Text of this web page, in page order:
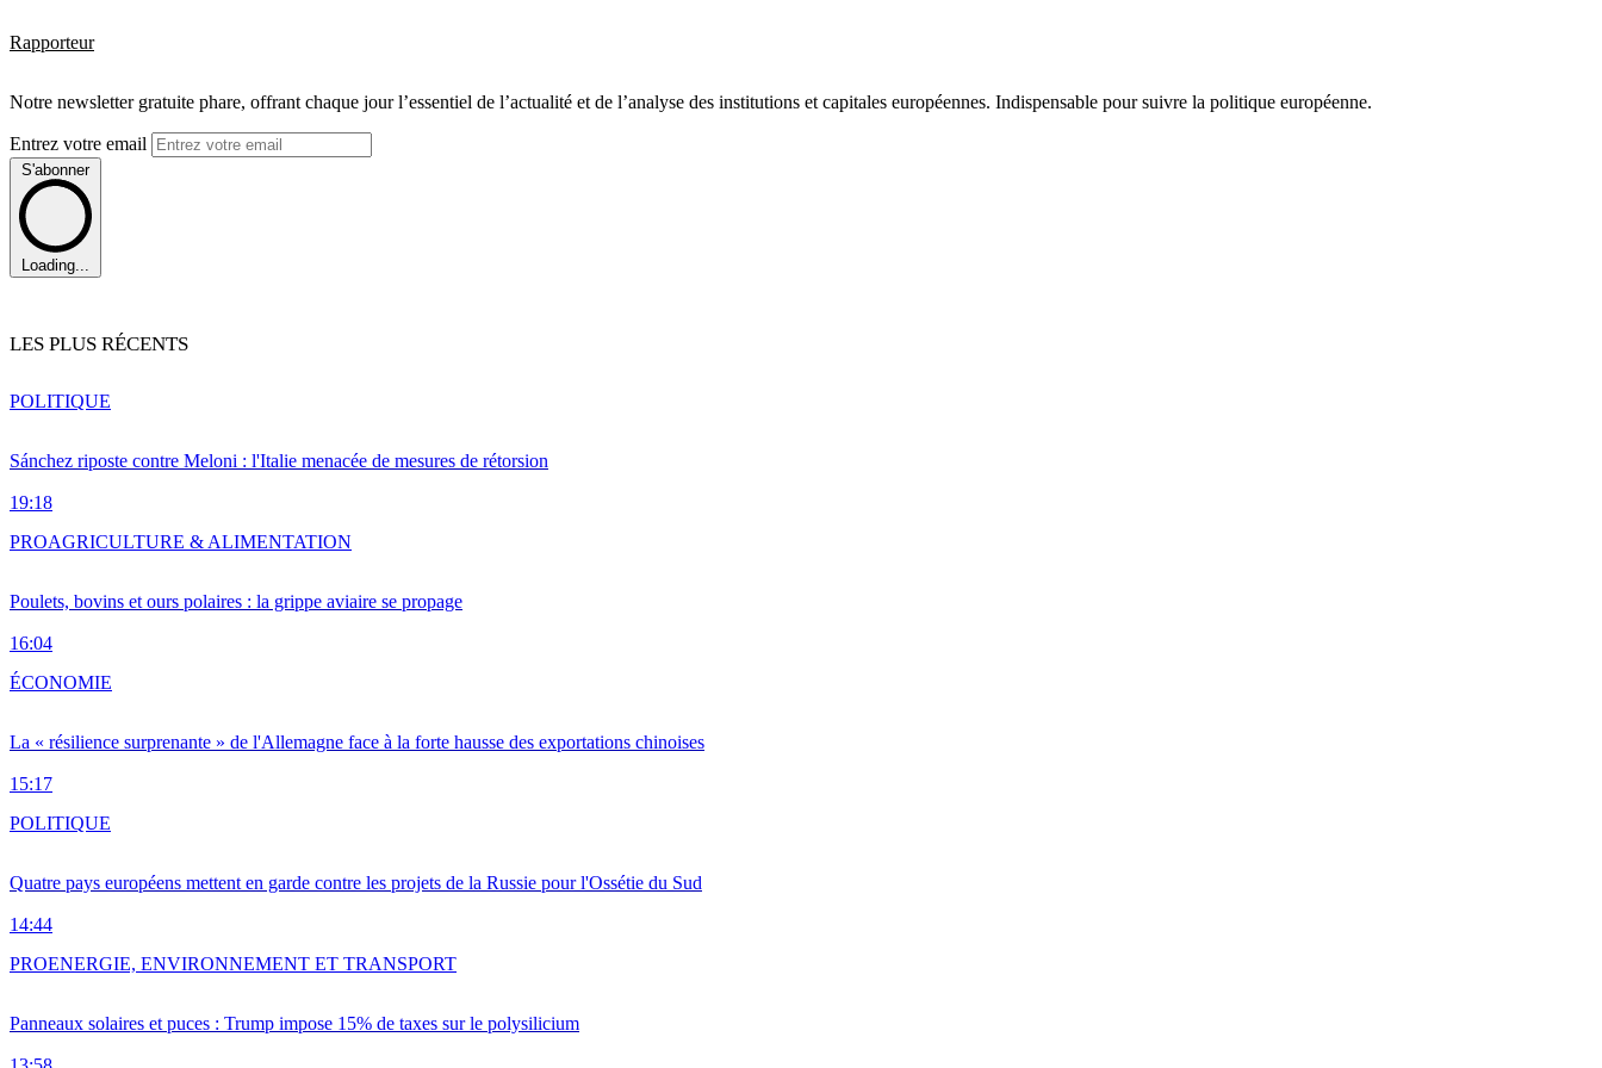
Rapporteur
Notre newsletter gratuite phare, offrant chaque jour l’essentiel de l’actualité et de l’analyse des institutions et capitales européennes. Indispensable pour suivre la politique européenne.
Entrez votre email
S'abonner
Loading...
LES PLUS RÉCENTS
Sánchez riposte contre Meloni : l'Italie menacée de mesures de rétorsion
19:18
POLITIQUE
Poulets, bovins et ours polaires : la grippe aviaire se propage
16:04
PROAGRICULTURE & ALIMENTATION
La « résilience surprenante » de l'Allemagne face à la forte hausse des exportations chinoises
15:17
ÉCONOMIE
Quatre pays européens mettent en garde contre les projets de la Russie pour l'Ossétie du Sud
14:44
POLITIQUE
Panneaux solaires et puces : Trump impose 15% de taxes sur le polysilicium
PROENERGIE, ENVIRONNEMENT ET TRANSPORT